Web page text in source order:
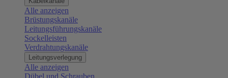
Alle anzeigen
Brüstungskanäle
Leitungsführungskanäle
Sockelleisten
Verdrahtungskanäle
Leitungsverlegung
Alle anzeigen